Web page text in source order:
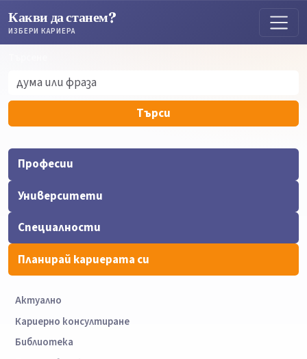
Какви да станем?
ИЗБЕРИ КАРИЕРА
Търси
Професии
Университети
Специалности
Планирай кариерата си
Актуално
Кариерно консултиране
Библиотека